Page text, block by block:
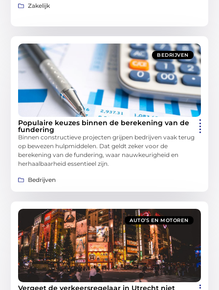
Zakelijk
BEDRIJVEN
Populaire keuzes binnen de berekening van de
fundering
Binnen constructieve projecten grijpen bedrijven vaak terug
op bewezen hulpmiddelen. Dat geldt zeker voor de
berekening van de fundering, waar nauwkeurigheid en
herhaalbaarheid essentieel zijn.
Bedrijven
AUTO’S EN MOTOREN
Vergeet de verkeersregelaar in Utrecht niet